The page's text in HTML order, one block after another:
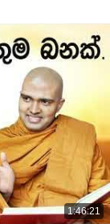
1:46:21